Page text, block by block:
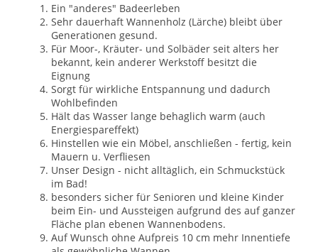
Ein "anderes" Badeerleben
Sehr dauerhaft Wannenholz (Lärche) bleibt über
Generationen gesund.
Für Moor-, Kräuter- und Solbäder seit alters her
bekannt, kein anderer Werkstoff besitzt die
Eignung
Sorgt für wirkliche Entspannung und dadurch
Wohlbefinden
Hält das Wasser lange behaglich warm (auch
Energiespareffekt)
Hinstellen wie ein Möbel, anschließen - fertig, kein
Mauern u. Verfliesen
Unser Design - nicht alltäglich, ein Schmuckstück
im Bad!
besonders sicher für Senioren und kleine Kinder
beim Ein- und Aussteigen aufgrund des auf ganzer
Fläche plan ebenen Wannenbodens.
Auf Wunsch ohne Aufpreis 10 cm mehr Innentiefe